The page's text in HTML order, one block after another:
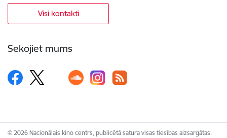
Visi kontakti
Sekojiet mums
© 2026 Nacionālais kino centrs, publicētā satura visas tiesības aizsargātas.